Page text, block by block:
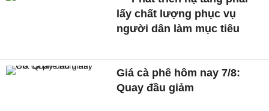
lấy chất lượng phục vụ
người dân làm mục tiêu
Giá cà phê hôm nay 7/8:
Quay đầu giảm